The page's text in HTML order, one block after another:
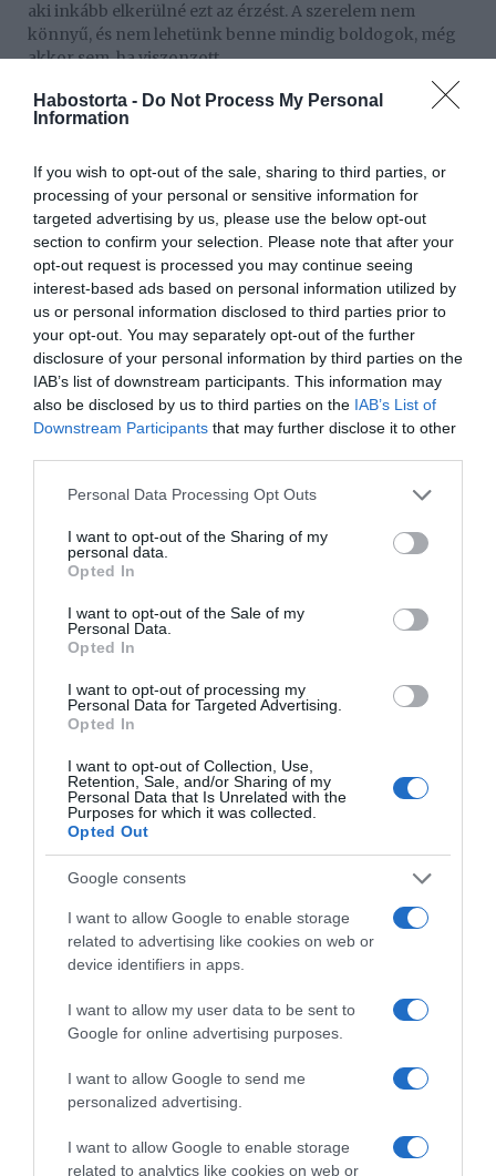
Habostorta - Do Not Process My Personal
Information
If you wish to opt-out of the sale, sharing to third parties, or
processing of your personal or sensitive information for
targeted advertising by us, please use the below opt-out
section to confirm your selection. Please note that after your
opt-out request is processed you may continue seeing
interest-based ads based on personal information utilized by
us or personal information disclosed to third parties prior to
your opt-out. You may separately opt-out of the further
disclosure of your personal information by third parties on the
IAB’s list of downstream participants. This information may
also be disclosed by us to third parties on the IAB’s List of
Downstream Participants that may further disclose it to other
Please note that this website/app uses one or more Google
not limited to your visit or usage behaviour. You may click to
grant or deny consent to Google and its third-party tags to
use your data for below specified purposes in below Google
consent section.
Personal Data Processing Opt Outs
I want to opt-out of the Sharing of my
personal data.
Opted In
I want to opt-out of the Sale of my
Personal Data.
Opted In
I want to opt-out of processing my
Personal Data for Targeted Advertising.
Opted In
I want to opt-out of Collection, Use,
Retention, Sale, and/or Sharing of my
Personal Data that Is Unrelated with the
Purposes for which it was collected.
Opted Out
Google consents
I want to allow Google to enable storage
related to advertising like cookies on web or
device identifiers in apps.
I want to allow my user data to be sent to
Google for online advertising purposes.
I want to allow Google to send me
personalized advertising.
I want to allow Google to enable storage
related to analytics like cookies on web or
aki inkább elkerülné ezt az érzést. A szerelem nem
könnyű, és nem lehetünk benne mindig boldogok, még
akkor sem, ha viszonzott.
5. Nem mindig egyforma intenzitással szeretünk
Azok, akik kevésbé szeretnek, félhetnek attól, hogy nem
tudnak eleget adni a partnerüknek. Ez a bizonytalanság
félelmet kelt.
6. Elszakíthat a családunktól
A szerelem gyakran konfliktust okoz a családdal. Lehet,
hogy a rokonságunk nem találja megfelelőnek a
párunkat, vagy más jelöltje van. A szerelem viszont
fölülírhat mindent, és választás elé állíthat a párunk vagy
a családunk között.
7. Egzisztenciális félelmeket kelt
vesztenivalónk. A nagy boldogság gyakran félelmet kelt,
hogy ennek hirtelen vége szakadhat. A szerelem
felforgatja az életünket, és ha nem akarunk sorsfordító
döntéseket hozni, félünk tőle.
Ezért is fontos, hogy tisztába kerüljünk a félelmeink
forrásával, és megfogalmazzuk magunkban, hogy mi
minden jót hozhat számunkra egy kapcsolat. Így
könnyebb lesz felülkerekedni a bizonytalanság okozta
rossz érzéseinken, és sikerülhet közelebb engedni a
szívünkhöz a párunkat.
Ez is érdekelhet! -Miért félnek a férfiak az
elköteleződéstől?
Megosztás: Facebook Pinterest
Címkék: szerelem,félelem,szorongás
HASONLÓ BEJEGYZÉSEK